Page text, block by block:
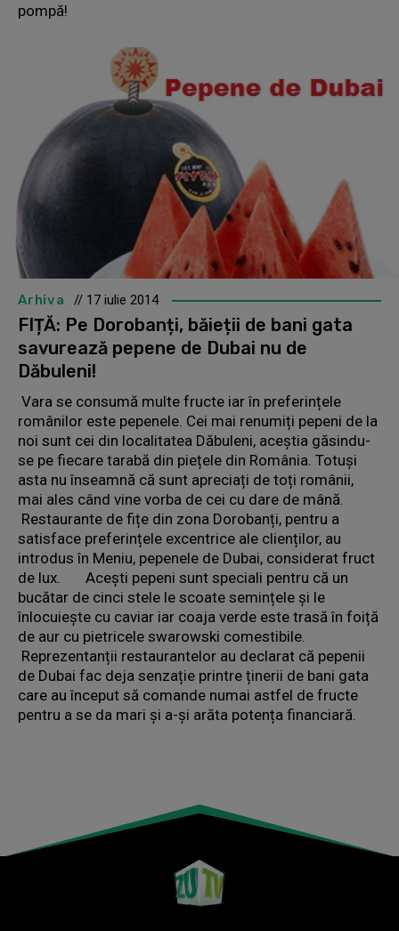
pompă!
Arhiva // 17 iulie 2014
FIȚĂ: Pe Dorobanți, băieții de bani gata
savurează pepene de Dubai nu de
Dăbuleni!
Vara se consumă multe fructe iar în preferințele
românilor este pepenele. Cei mai renumiți pepeni de la
noi sunt cei din localitatea Dăbuleni, aceștia găsindu-
se pe fiecare tarabă din piețele din România. Totuși
asta nu înseamnă că sunt apreciați de toți românii,
mai ales când vine vorba de cei cu dare de mână.
Restaurante de fițe din zona Dorobanți, pentru a
satisface preferințele excentrice ale clienților, au
introdus în Meniu, pepenele de Dubai, considerat fruct
de lux. Acești pepeni sunt speciali pentru că un
bucătar de cinci stele le scoate semințele și le
înlocuiește cu caviar iar coaja verde este trasă în foiță
de aur cu pietricele swarowski comestibile.
Reprezentanții restaurantelor au declarat că pepenii
de Dubai fac deja senzație printre ținerii de bani gata
care au început să comande numai astfel de fructe
pentru a se da mari și a-și arăta potența financiară.